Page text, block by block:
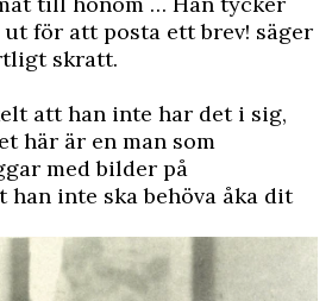
för att posta ett brev! säger
skratt.
att han inte har det i sig,
här är en man som
med bilder på
han inte ska behöva åka dit